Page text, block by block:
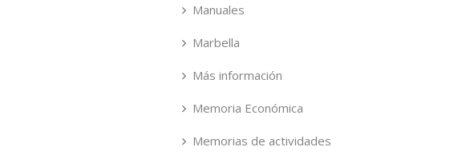
Manuales
Marbella
Más información
Memoria Económica
Memorias de actividades